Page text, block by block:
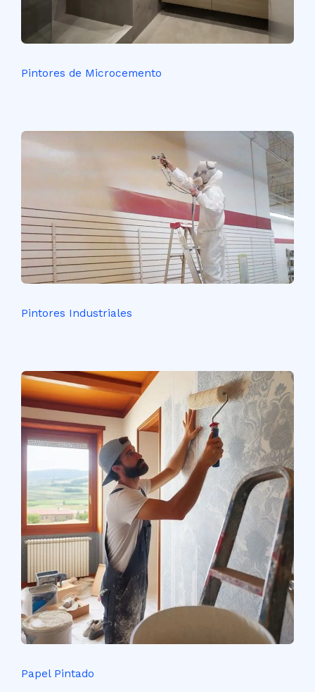
Pintores de Microcemento
Pintores Industriales
Papel Pintado